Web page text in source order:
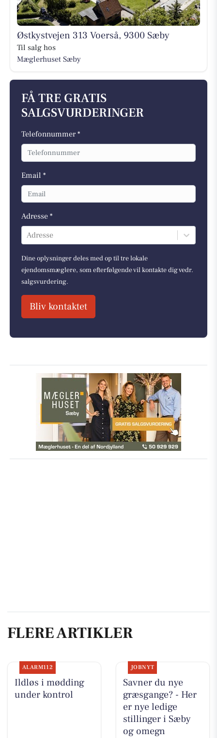
Østkystvejen 313 Voerså, 9300 Sæby
Til salg hos
Mæglerhuset Sæby
FÅ TRE GRATIS
SALGSVURDERINGER
Telefonnummer *
Email *
Adresse *
Adresse
Dine oplysninger deles med op til tre lokale
ejendomsmæglere, som efterfølgende vil kontakte dig vedr.
salgsvurdering.
Bliv kontaktet
FLERE ARTIKLER
ALARM112
Ildløs i mødding
under kontrol
JOBNYT
Savner du nye
græsgange? - Her
er nye ledige
stillinger i Sæby
og omegn